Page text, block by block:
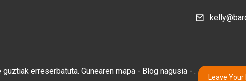
guztiak erreserbatuta. Gunearen mapa- Blog nagusia- .
Leave Your